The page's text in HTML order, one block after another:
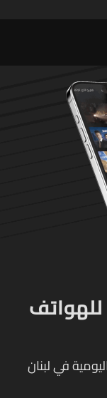
حمل الآن تطبيق LBCI للهواتف
في لبنان